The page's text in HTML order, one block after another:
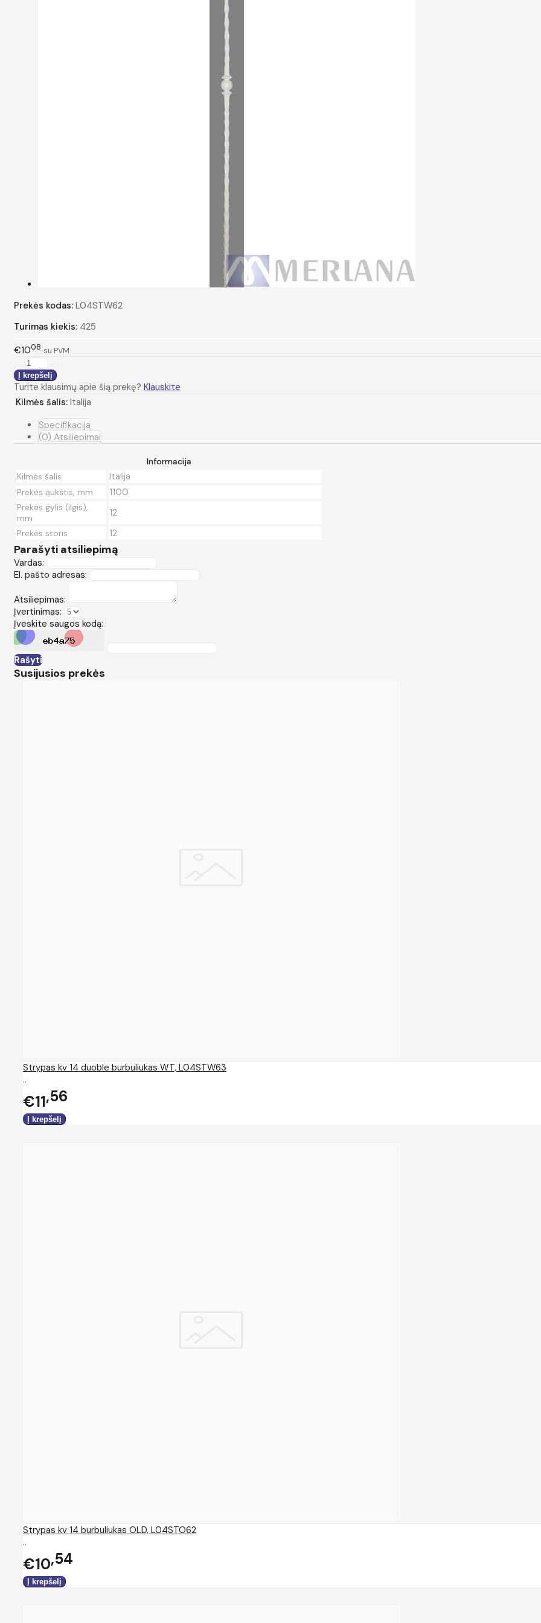
Prekės kodas: L04STW62
Turimas kiekis: 425
€1008 su PVM
Turite klausimų apie šią prekę? Klauskite
Kilmės šalis: Italija
Specifikacija
(0) Atsiliepimai
Informacija
Kilmės šalis
Italija
Prekės aukštis, mm 1100
Prekės gylis (ilgis),
mm
12
Prekės storis 12
Parašyti atsiliepimą
Vardas:
El. pašto adresas:
Atsiliepimas:
Įvertinimas:
Įveskite saugos kodą:
Rašyti
Susijusios prekės
Strypas kv 14 duoble burbuliukas WT, L04STW63
..
€11 56
Strypas kv 14 burbuliukas OLD, L04STO62
..
€10 54